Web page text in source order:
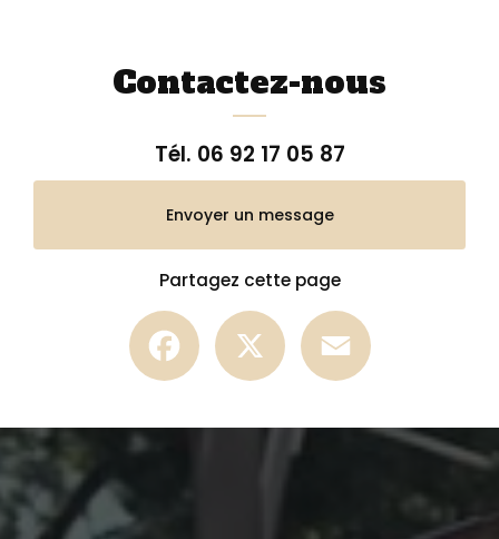
Contactez-nous
Tél. 06 92 17 05 87
Envoyer un message
Partagez cette page
Facebook